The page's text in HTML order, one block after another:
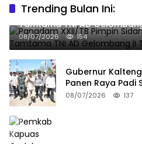
Trending Bulan Ini:
Pangdam XXII/TB Pimpin
Tamtama TNI AD
08/07/2026 154
Gubernur
Panen Raya Padi
08/07/2026 137